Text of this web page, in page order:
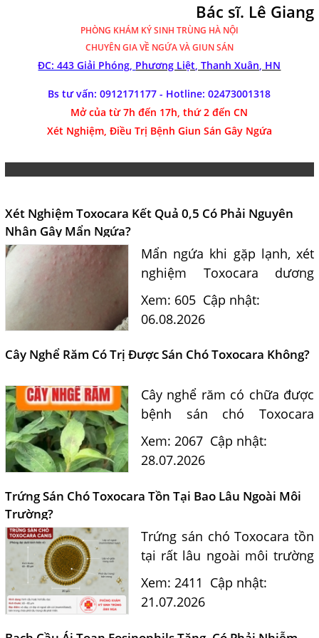
Bác sĩ. Lê Giang
PHÒNG KHÁM KÝ SINH TRÙNG HÀ NỘI
CHUYÊN GIA VỀ NGỨA VÀ GIUN SÁN
ĐC: 443 Giải Phóng, Phương Liệt, Thanh Xuân, HN
Bs tư vấn: 0912171177 - Hotline:02473001318
Mở của từ 7h đến 17h, thứ 2 đến CN
Xét Nghiệm, Điều Trị Bệnh Giun Sán Gây Ngứa
Xét Nghiệm Toxocara Kết Quả 0,5 Có Phải Nguyên
Nhân Gây Mẩn Ngứa?
Mẩn ngứa khi gặp lạnh, xét
nghiệm Toxocara dương
tính 0,5 có phải nguyên
nhân? Tiến sĩ Bác sĩ Nguyễn
điều trị và phòng ngừa sán...
Xem: 605 Cập nhật:
06.08.2026
Cây Nghể Răm Có Trị Được Sán Chó Toxocara Không?
Cây nghể răm có chữa được
bệnh sán chó Toxocara
không? Tiến sĩ Bác sĩ
Nguyễn Hằng Lan giải đáp
học và hướng dẫn điều trị
Xem: 2067 Cập nhật:
28.07.2026
Trứng Sán Chó Toxocara Tồn Tại Bao Lâu Ngoài Môi
Trường?
Trứng sán chó Toxocara tồn
tại rất lâu ngoài môi trường
và là nguồn lây nhiễm nguy
hiểm cho con người. Tiến sĩ
vấn cách nhận biết...
Xem: 2411 Cập nhật:
21.07.2026